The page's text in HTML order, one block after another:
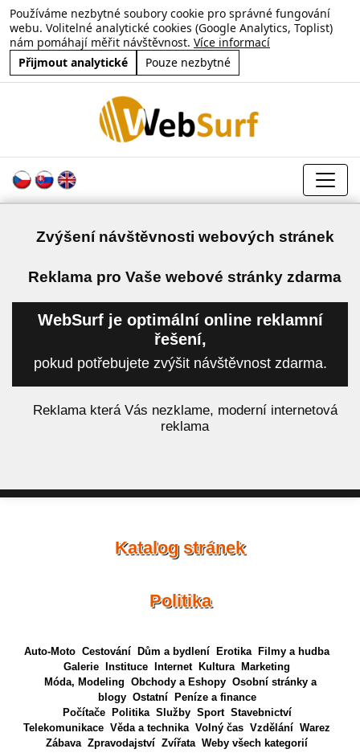
Používáme nezbytné soubory cookie pro správné fungování
webu. Volitelné analytické cookies (Google Analytics, Toplist)
nám pomáhají měřit návštěvnost. Více informací
Přijmout analytické
Pouze nezbytné
Zvýšení návštěvnosti webových stránek
Reklama pro Vaše webové stránky zdarma
WebSurf je optimální online reklamní
řešení,
pokud potřebujete zvýšit návštěvnost zdarma.
Reklama která Vás nezklame, moderní internetová
reklama
Katalog stránek
Politika
Auto-Moto Cestování Dům a bydlení Erotika
Filmy a hudba
Galerie
Instituce Internet Kultura
Marketing
Móda, Modeling Obchody a Eshopy Osobní stránky a
blogy Ostatní
Peníze a finance
Počítače
Politika Služby Sport Stavebnictví
Telekomunikace Věda a technika Volný čas Vzdělání Warez
Zábava Zpravodajství Zvířata Weby všech kategorií